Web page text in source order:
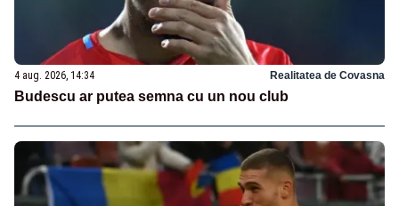
4 aug. 2026, 14:34 Realitatea de Covasna
Budescu ar putea semna cu un nou club